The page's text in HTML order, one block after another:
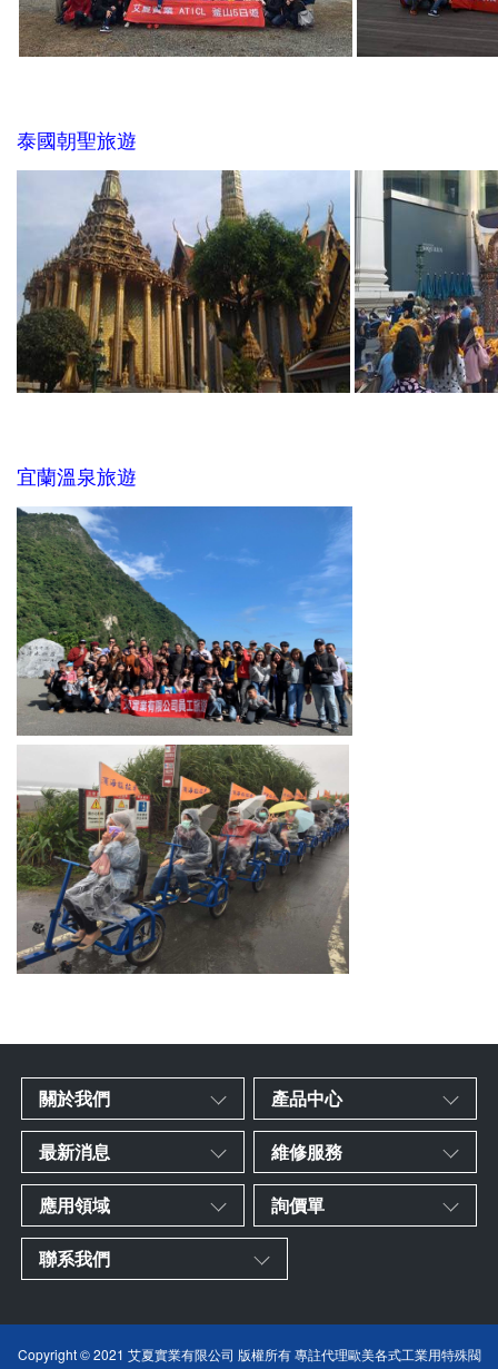
泰國朝聖旅遊
宜蘭溫泉旅遊
關於我們 產品中心
最新消息 維修服務
應用領域 詢價單
聯系我們
Copyright © 2021 艾夏實業有限公司 版權所有 專註代理歐美各式工業用特殊閥